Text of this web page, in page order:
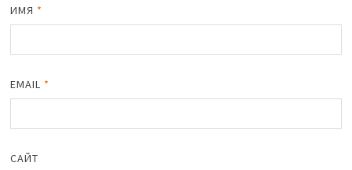
ИМЯ *
EMAIL *
САЙТ